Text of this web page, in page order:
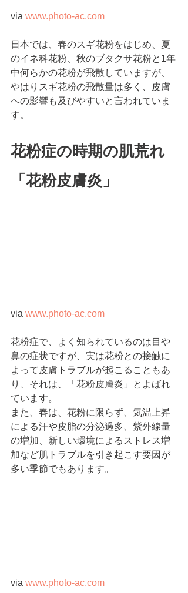
via www.photo-ac.com
日本では、春のスギ花粉をはじめ、夏
のイネ科花粉、秋のブタクサ花粉と1年
中何らかの花粉が飛散していますが、
やはりスギ花粉の飛散量は多く、皮膚
への影響も及びやすいと言われていま
す。
花粉症の時期の肌荒れ
「花粉皮膚炎」
via www.photo-ac.com
花粉症で、よく知られているのは目や
鼻の症状ですが、実は花粉との接触に
よって皮膚トラブルが起こることもあ
り、それは、「花粉皮膚炎」とよばれ
ています。
また、春は、花粉に限らず、気温上昇
による汗や皮脂の分泌過多、紫外線量
の増加、新しい環境によるストレス増
加など肌トラブルを引き起こす要因が
多い季節でもあります。
via www.photo-ac.com